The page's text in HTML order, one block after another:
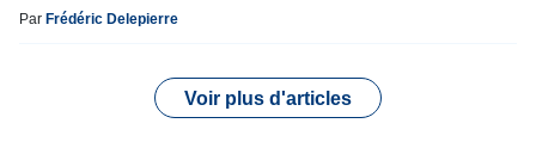
Par Frédéric Delepierre
Voir plus d'articles